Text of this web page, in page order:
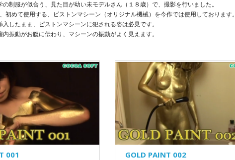
の制服が似合う、見た目が幼い未モデルさん（１８歳）で、撮影を行いました。
初めて使用する、ピストンマシーン（オリジナル機械）を今作では使用しております。
入したまま、ピストンマシーンに犯される姿は必見です。
内振動がお腹に伝わり、マシーンの振動がよく見えます。
001 GOLD PAINT 002